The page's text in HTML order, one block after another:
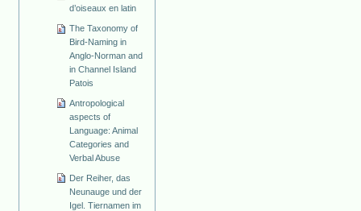
d’oiseaux en latin
The Taxonomy of
Bird-Naming in
Anglo-Norman and
in Channel Island
Patois
Antropological
aspects of
Language: Animal
Categories and
Verbal Abuse
Der Reiher, das
Neunauge und der
Igel. Tiernamen im